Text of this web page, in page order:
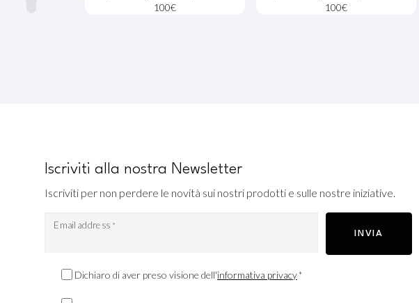
100€
100€
Iscriviti alla nostra Newsletter
Iscriviti per non perdere le novità sui nostri prodotti e sulle nostre iniziative.
Email address *
INVIA
ConsensoDichiaro di aver preso visione dell'informativa privacy*